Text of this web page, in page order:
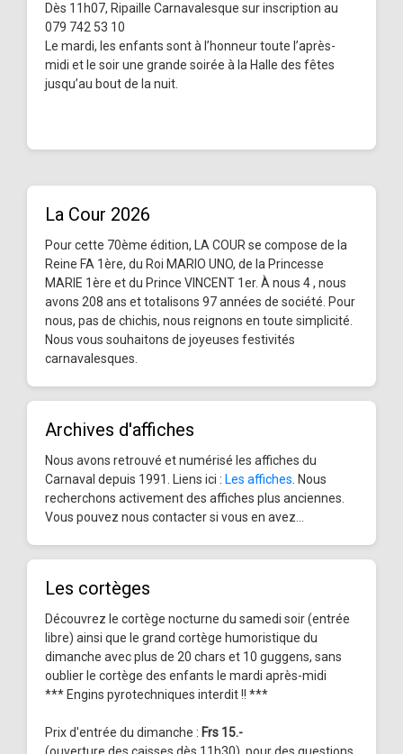
Dès 11h07, Ripaille Carnavalesque sur inscription au
079 742 53 10
Le mardi, les enfants sont à l’honneur toute l’après-
midi et le soir une grande soirée à la Halle des fêtes
jusqu’au bout de la nuit.
La Cour 2026
Pour cette 70ème édition, LA COUR se compose de la
Reine FA 1ère, du Roi MARIO UNO, de la Princesse
MARIE 1ère et du Prince VINCENT 1er. À nous 4 , nous
avons 208 ans et totalisons 97 années de société. Pour
nous, pas de chichis, nous reignons en toute simplicité.
Nous vous souhaitons de joyeuses festivités
carnavalesques.
Archives d'affiches
Nous avons retrouvé et numérisé les affiches du
Carnaval depuis 1991. Liens ici : Les affiches . Nous
recherchons activement des affiches plus anciennes.
Vous pouvez nous contacter si vous en avez...
Les cortèges
Découvrez le cortège nocturne du samedi soir (entrée
libre) ainsi que le grand cortège humoristique du
dimanche avec plus de 20 chars et 10 guggens, sans
oublier le cortège des enfants le mardi après-midi
*** Engins pyrotechniques interdit !! ***
Prix d'entrée du dimanche : Frs 15.-